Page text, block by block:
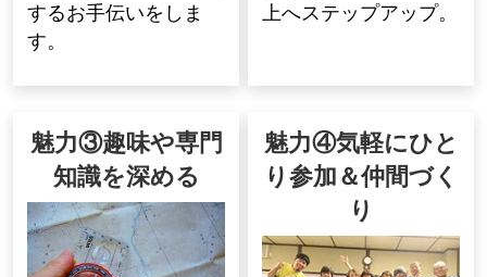
するお手伝いをしま
す。
上へステップアップ。
魅力③趣味や専門
知識を深める
魅力④気軽にひと
り参加＆仲間づく
り